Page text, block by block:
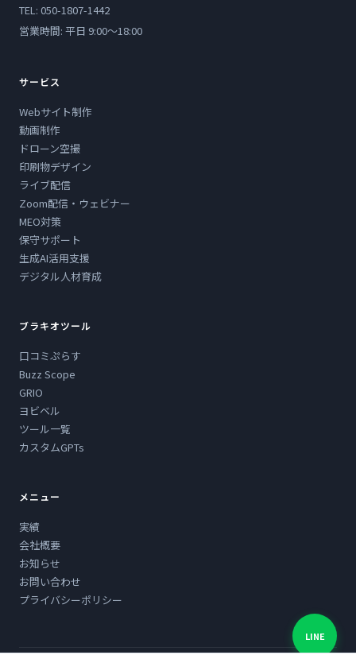
TEL: 050-1807-1442
営業時間: 平日 9:00〜18:00
サービス
Webサイト制作
動画制作
ドローン空撮
印刷物デザイン
ライブ配信
Zoom配信・ウェビナー
MEO対策
保守サポート
生成AI活用支援
デジタル人材育成
ブラキオツール
口コミぷらす
Buzz Scope
GRIO
ヨビベル
ツール一覧
カスタムGPTs
メニュー
実績
会社概要
お知らせ
お問い合わせ
プライバシーポリシー
LINE